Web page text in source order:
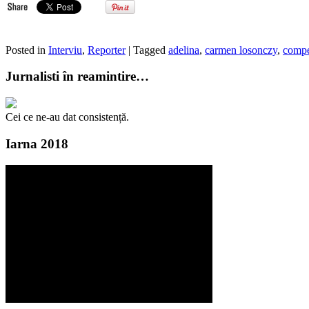
Posted in Interviu, Reporter | Tagged adelina, carmen losonczy,
Jurnalisti în reamintire…
Cei ce ne-au dat consistență.
Iarna 2018